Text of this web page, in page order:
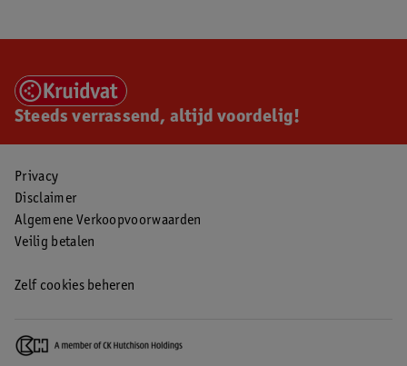
Steeds verrassend, altijd voordelig!
Privacy
Disclaimer
Algemene Verkoopvoorwaarden
Veilig betalen
Zelf cookies beheren